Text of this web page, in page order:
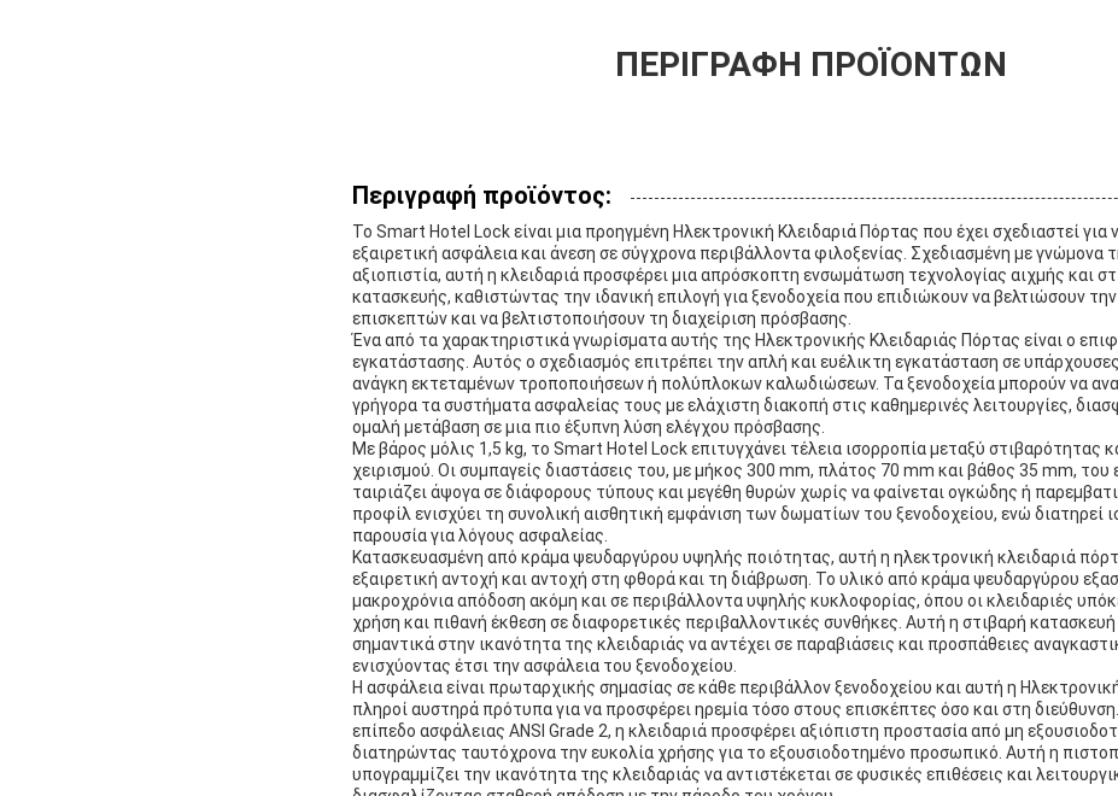
ΠΕΡΙΓΡΑΦΉ ΠΡΟΪΌΝΤΩΝ
Περιγραφή προϊόντος:
Το Smart Hotel Lock είναι μια προηγμένη Ηλεκτρονική Κλειδαριά Πόρτας που έχει σχεδιαστεί για
εξαιρετική ασφάλεια και άνεση σε σύγχρονα περιβάλλοντα φιλοξενίας. Σχεδιασμένη με γνώμονα
αξιοπιστία, αυτή η κλειδαριά προσφέρει μια απρόσκοπτη ενσωμάτωση τεχνολογίας αιχμής και
κατασκευής, καθιστώντας την ιδανική επιλογή για ξενοδοχεία που επιδιώκουν να βελτιώσουν
επισκεπτών και να βελτιστοποιήσουν τη διαχείριση πρόσβασης.
Ένα από τα χαρακτηριστικά γνωρίσματα αυτής της Ηλεκτρονικής Κλειδαριάς Πόρτας είναι ο
εγκατάστασης. Αυτός ο σχεδιασμός επιτρέπει την απλή και ευέλικτη εγκατάσταση σε
ανάγκη εκτεταμένων τροποποιήσεων ή πολύπλοκων καλωδιώσεων. Τα ξενοδοχεία μπορούν να
γρήγορα τα συστήματα ασφαλείας τους με ελάχιστη διακοπή στις καθημερινές λειτουργίες,
ομαλή μετάβαση σε μια πιο έξυπνη λύση ελέγχου πρόσβασης.
Με βάρος μόλις 1,5 kg, το Smart Hotel Lock επιτυγχάνει τέλεια ισορροπία μεταξύ στιβαρότητας
χειρισμού. Οι συμπαγείς διαστάσεις του, με μήκος 300 mm, πλάτος 70 mm και βάθος 35 mm, του
ταιριάζει άψογα σε διάφορους τύπους και μεγέθη θυρών χωρίς να φαίνεται ογκώδης ή
προφίλ ενισχύει τη συνολική αισθητική εμφάνιση των δωματίων του ξενοδοχείου, ενώ διατηρεί
παρουσία για λόγους ασφαλείας.
Κατασκευασμένη από κράμα ψευδαργύρου υψηλής ποιότητας, αυτή η ηλεκτρονική κλειδαριά
εξαιρετική αντοχή και αντοχή στη φθορά και τη διάβρωση. Το υλικό από κράμα ψευδαργύρου
μακροχρόνια απόδοση ακόμη και σε περιβάλλοντα υψηλής κυκλοφορίας, όπου οι κλειδαριές
χρήση και πιθανή έκθεση σε διαφορετικές περιβαλλοντικές συνθήκες. Αυτή η στιβαρή
σημαντικά στην ικανότητα της κλειδαριάς να αντέχει σε παραβιάσεις και προσπάθειες
ενισχύοντας έτσι την ασφάλεια του ξενοδοχείου.
Η ασφάλεια είναι πρωταρχικής σημασίας σε κάθε περιβάλλον ξενοδοχείου και αυτή η
πληροί αυστηρά πρότυπα για να προσφέρει ηρεμία τόσο στους επισκέπτες όσο και στη
επίπεδο ασφάλειας ANSI Grade 2, η κλειδαριά προσφέρει αξιόπιστη προστασία από μη
διατηρώντας ταυτόχρονα την ευκολία χρήσης για το εξουσιοδοτημένο προσωπικό. Αυτή η
υπογραμμίζει την ικανότητα της κλειδαριάς να αντιστέκεται σε φυσικές επιθέσεις και